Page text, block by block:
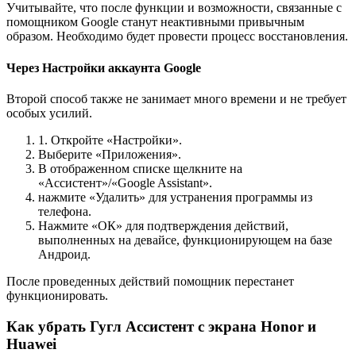
Учитывайте, что после функции и возможности, связанные с
помощником Google станут неактивными привычным
образом. Необходимо будет провести процесс восстановления.
Через Настройки аккаунта Google
Второй способ также не занимает много времени и не требует
особых усилий.
1. Откройте «Настройки».
Выберите «Приложения».
В отображенном списке щелкните на
«Ассистент»/«Google Assistant».
нажмите «Удалить» для устранения программы из
телефона.
Нажмите «ОК» для подтверждения действий,
выполненных на девайсе, функционирующем на базе
Андроид.
После проведенных действий помощник перестанет
функционировать.
Как убрать Гугл Ассистент с экрана Honor и
Huawei